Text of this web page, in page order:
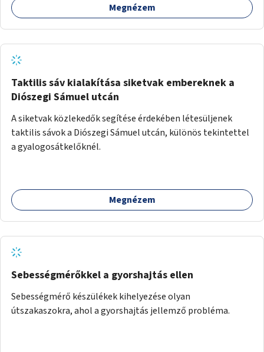
Megnézem
Taktilis sáv kialakítása siketvak embereknek a
Diószegi Sámuel utcán
A siketvak közlekedők segítése érdekében létesüljenek
taktilis sávok a Diószegi Sámuel utcán, különös tekintettel
a gyalogosátkelőknél.
Megnézem
Sebességmérőkkel a gyorshajtás ellen
Sebességmérő készülékek kihelyezése olyan
útszakaszokra, ahol a gyorshajtás jellemző probléma.